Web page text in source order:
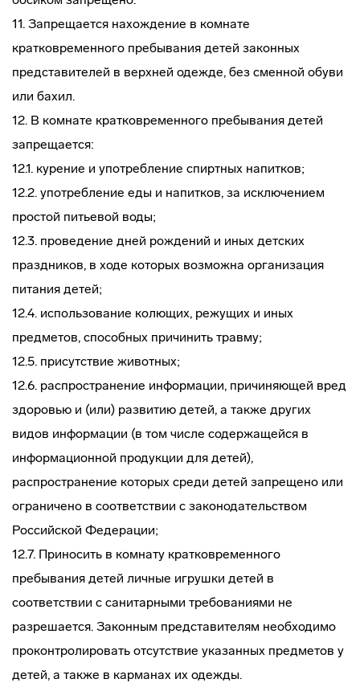
11. Запрещается нахождение в комнате
кратковременного пребывания детей законных
представителей в верхней одежде, без сменной обуви
или бахил.
12. В комнате кратковременного пребывания детей
запрещается:
12.1. курение и употребление спиртных напитков;
12.2. употребление еды и напитков, за исключением
простой питьевой воды;
12.3. проведение дней рождений и иных детских
праздников, в ходе которых возможна организация
питания детей;
12.4. использование колющих, режущих и иных
предметов, способных причинить травму;
12.5. присутствие животных;
12.6. распространение информации, причиняющей вред
здоровью и (или) развитию детей, а также других
видов информации (в том числе содержащейся в
информационной продукции для детей),
распространение которых среди детей запрещено или
ограничено в соответствии с законодательством
Российской Федерации;
12.7. Приносить в комнату кратковременного
пребывания детей личные игрушки детей в
соответствии с санитарными требованиями не
разрешается. Законным представителям необходимо
проконтролировать отсутствие указанных предметов у
детей, а также в карманах их одежды.